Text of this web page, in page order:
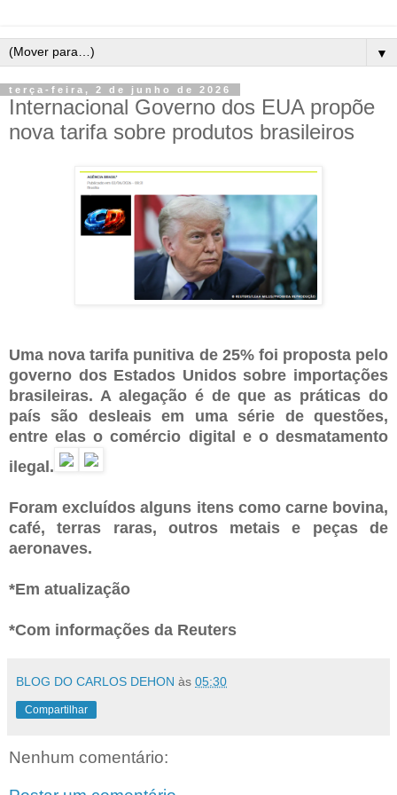
▼
terça-feira, 2 de junho de 2026
Internacional Governo dos EUA propõe
nova tarifa sobre produtos brasileiros
Uma nova tarifa punitiva de 25% foi proposta pelo
governo dos Estados Unidos sobre importações
brasileiras. A alegação é de que as práticas do
país são desleais em uma série de questões,
entre elas o comércio digital e o desmatamento
ilegal.
Foram excluídos alguns itens como carne bovina,
café, terras raras, outros metais e peças de
aeronaves.
*Em atualização
*Com informações da Reuters
BLOG DO CARLOS DEHON às 05:30
Compartilhar
Nenhum comentário: